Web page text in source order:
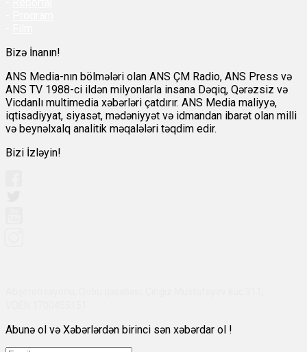
Bizə İnanın!
ANS Media-nın bölmələri olan ANS ÇM Radio, ANS Press və
ANS TV 1988-ci ildən milyonlarla insana Dəqiq, Qərəzsiz və
Vicdanlı multimedia xəbərləri çatdırır. ANS Media maliyyə,
iqtisadiyyat, siyasət, mədəniyyət və idmandan ibarət olan milli
və beynəlxalq analitik məqalələri təqdim edir.
Bizi İzləyin!
Abunə ol və Xəbərlərdən birinci sən xəbərdar ol !